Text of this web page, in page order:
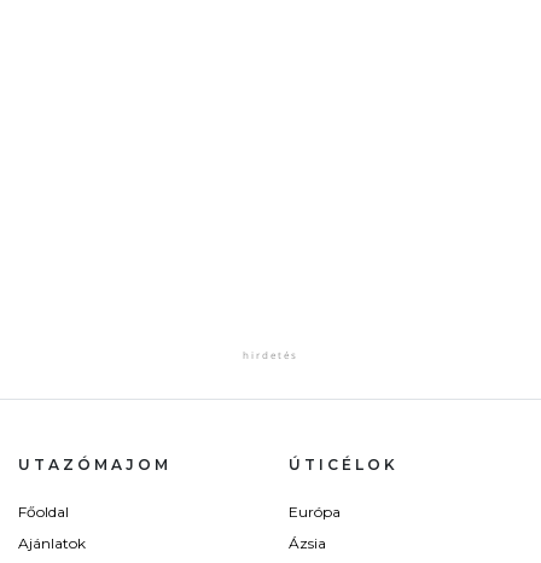
UTAZÓMAJOM
Főoldal
Ajánlatok
ÚTICÉLOK
Európa
Ázsia